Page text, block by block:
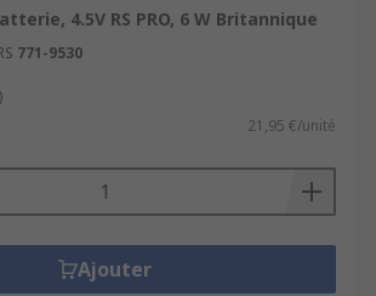
4.5V RS PRO, 6 W Britannique
771-9530
21,95 €/unité
Ajouter